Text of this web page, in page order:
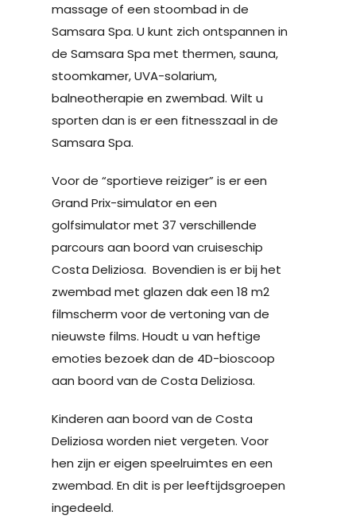
massage of een stoombad in de
Samsara Spa. U kunt zich ontspannen in
de Samsara Spa met thermen, sauna,
stoomkamer, UVA-solarium,
balneotherapie en zwembad. Wilt u
sporten dan is er een fitnesszaal in de
Samsara Spa.
Voor de “sportieve reiziger” is er een
Grand Prix-simulator en een
golfsimulator met 37 verschillende
parcours aan boord van cruiseschip
Costa Deliziosa. Bovendien is er bij het
zwembad met glazen dak een 18 m2
filmscherm voor de vertoning van de
nieuwste films. Houdt u van heftige
emoties bezoek dan de 4D-bioscoop
aan boord van de Costa Deliziosa.
Kinderen aan boord van de Costa
Deliziosa worden niet vergeten. Voor
hen zijn er eigen speelruimtes en een
zwembad. En dit is per leeftijdsgroepen
ingedeeld.